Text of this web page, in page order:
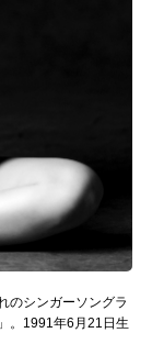
のシンガーソングラ
。1991年6月21日生